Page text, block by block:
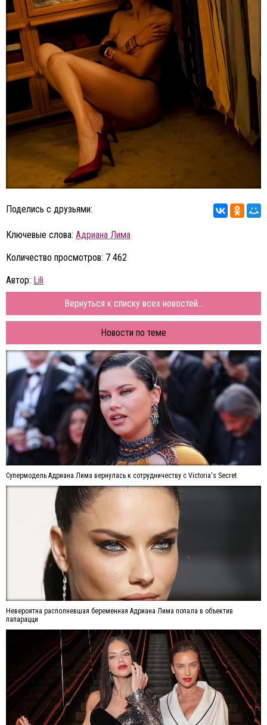
Поделись с друзьями:
Ключевые слова: Адриана Лима
Количество просмотров: 7 462
Автор: Lili
Вернуться к списку всех новостей...
Новости по теме
Супермодель Адриана Лима вернулась к сотрудничеству с Victoria's Secret
Невероятна располневшая беременная Адриана Лима попала в объектив
папарацци